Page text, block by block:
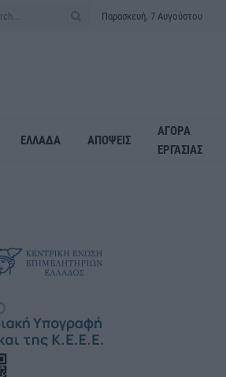
Παρασκευή, 7 Αυγούστου
ΕΛΛΑΔΑ ΑΠΟΨΕΙΣ
ΑΓΟΡΑ
ΕΡΓΑΣΙΑΣ